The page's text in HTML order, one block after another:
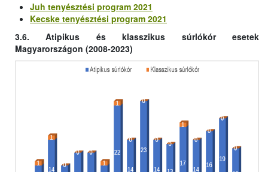
Juh tenyésztési program 2021
Kecske tenyésztési program 2021
3.6. Atipikus és klasszikus súrlókór esetek
Magyarországon (2008-2023)